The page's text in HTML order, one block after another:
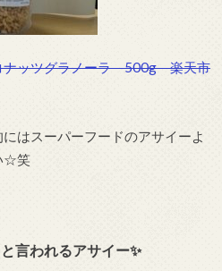
ナッツグラノーラ 500g 楽天市
はスーパーフードのアサイーよ
☆笑
言われるアサイー✨